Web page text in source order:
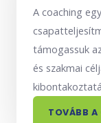
A coaching
támogassuk
és szakmai
TOVÁBB A